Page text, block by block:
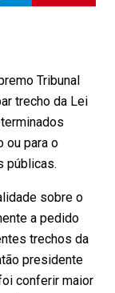
Tribunal
trecho da Lei
ou para o
públicas.
sobre o
a pedido
trechos da
presidente
conferir maior